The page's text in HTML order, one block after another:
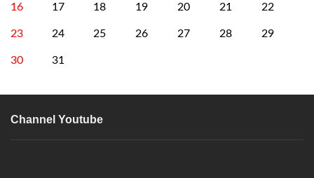
16 17 18 19 20 21 22
23 24 25 26 27 28 29
30 31
Channel Youtube